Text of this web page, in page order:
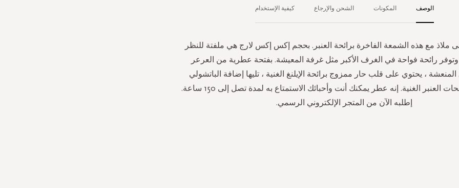
الوصف
ملاذ مع هذه الشمعة الفاخرة برائحة العنبر. بحجم إكس إكس لارج هي ملفتة للنظر
رائحة فواحة في الغرف الأكبر مثل غرفة المعيشة. بفتحة عطرية من العرعر
المنعشة ، يحتوي على قلب حار ممزوج برائحة الإيلنغ الغنية ، تليها إضافة الباتشولي
ونجيل الهند ونفحات العنبر الغنية. إنه عطر يمكنك أنت وأحبائك الاستمتاع به لمدة تصل إلى 150 ساعة.
إطلبه الآن من المتجر الإلكتروني الرسمي.
المكونات الشحن والإرجاع كيفية الإستخدام